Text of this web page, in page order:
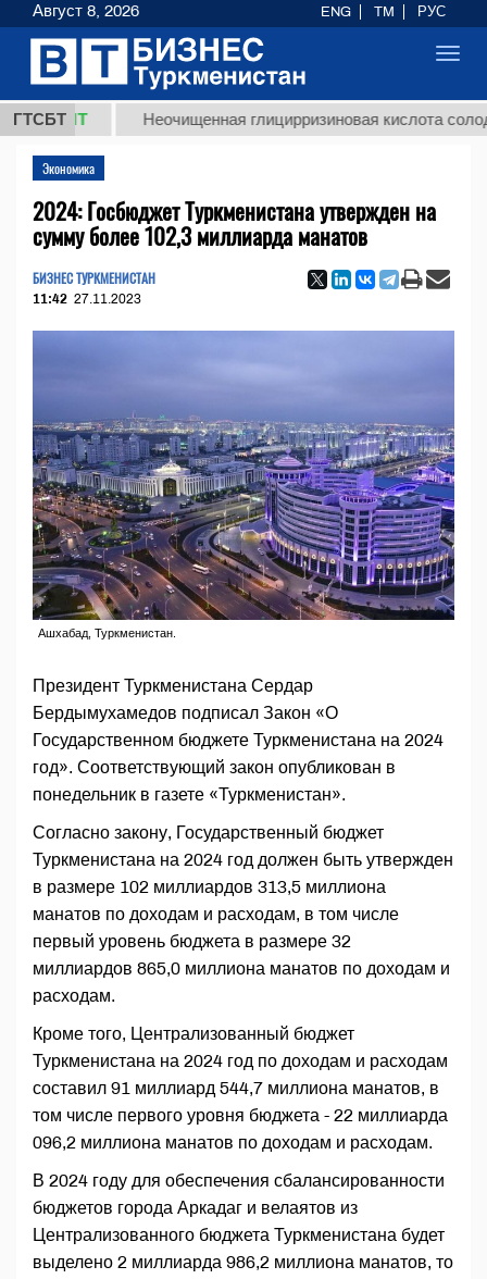
ГТСБТ Неочищенная глицирризиновая кислота
Экономика
2024: Госбюджет Туркменистана утвержден на
сумму более 102,3 миллиарда манатов
БИЗНЕС ТУРКМЕНИСТАН
11:42 27.11.2023
Ашхабад, Туркменистан.
Президент Туркменистана Сердар
Бердымухамедов подписал Закон «О
Государственном бюджете Туркменистана на 2024
год». Соответствующий закон опубликован в
понедельник в газете «Туркменистан».
Согласно закону, Государственный бюджет
Туркменистана на 2024 год должен быть утвержден
в размере 102 миллиардов 313,5 миллиона
манатов по доходам и расходам, в том числе
первый уровень бюджета в размере 32
миллиардов 865,0 миллиона манатов по доходам и
расходам.
Кроме того, Централизованный бюджет
Туркменистана на 2024 год по доходам и расходам
составил 91 миллиард 544,7 миллиона манатов, в
том числе первого уровня бюджета - 22 миллиарда
096,2 миллиона манатов по доходам и расходам.
В 2024 году для обеспечения сбалансированности
бюджетов города Аркадаг и велаятов из
Централизованного бюджета Туркменистана будет
выделено 2 миллиарда 986,2 миллиона манатов, то
Август 8, 2026 ENG TM РУС